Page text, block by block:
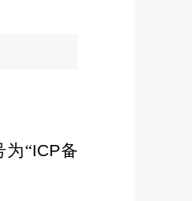
为“ICP备